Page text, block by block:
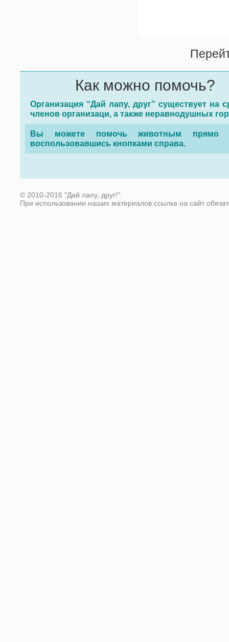
Как можно помочь?
Организация “Дай лапу, друг” существует на
членов организаци, а также неравнодушных
Вы можете помочь животным прямо
воспользовавшись кнопками справа.
© 2010-2016 "Дай лапу, друг!".
При использовании наших материалов ссылка на сайт